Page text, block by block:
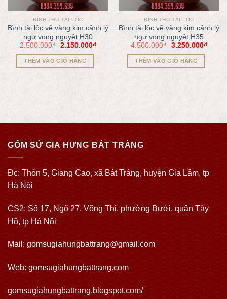
BÌNH THU TÀI LỘC
Bình tài lộc vẽ vàng kim cảnh lý
ngư vọng nguyệt H30
2.500.000₫ 2.150.000₫
THÊM VÀO GIỎ HÀNG
BÌNH THU TÀI LỘC
Bình tài lộc vẽ vàng kim cảnh lý
ngư vọng nguyệt H35
4.500.000₫ 3.250.000₫
THÊM VÀO GIỎ HÀNG
GỐM SỨ GIA HƯNG BÁT TRÀNG
Đc: Thôn 5, Giang Cao, xã Bát Tràng, huyện Gia Lâm, tp
Hà Nội
CS2: Số 17, Ngõ 27, Võng Thị, phường Bưởi, quận Tây
Hồ, tp Hà Nội
Mail: gomsugiahungbattrang@gmail.com
Web:gomsugiahungbattrang.com
gomsugiahungbattrang.blogspot.com/